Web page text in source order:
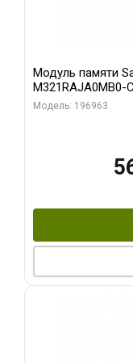
Модуль памяти
M321RAJA0MB0-
ECC
Модель: 196963